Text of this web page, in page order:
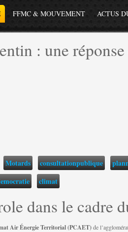
FFMC & MOUVEMENT ACTUS
: une
Motards consultationpublique
climat
dans le cadre
Air Énergie Territorial (PCAET)de